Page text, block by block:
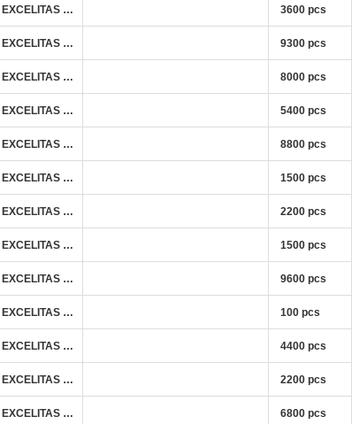
EXCELITAS TECHNOLOGIES 3600 pcs
EXCELITAS TECHNOLOGIES 9300 pcs
EXCELITAS TECHNOLOGIES 8000 pcs
EXCELITAS TECHNOLOGIES 5400 pcs
EXCELITAS TECHNOLOGIES 8800 pcs
EXCELITAS TECHNOLOGIES 1500 pcs
EXCELITAS TECHNOLOGIES 2200 pcs
EXCELITAS TECHNOLOGIES 1500 pcs
EXCELITAS TECHNOLOGIES 9600 pcs
EXCELITAS TECHNOLOGIES 100 pcs
EXCELITAS TECHNOLOGIES 4400 pcs
EXCELITAS TECHNOLOGIES 2200 pcs
EXCELITAS TECHNOLOGIES 6800 pcs